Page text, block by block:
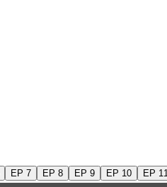
EP 7 EP 8 EP 9 EP 10 EP 11